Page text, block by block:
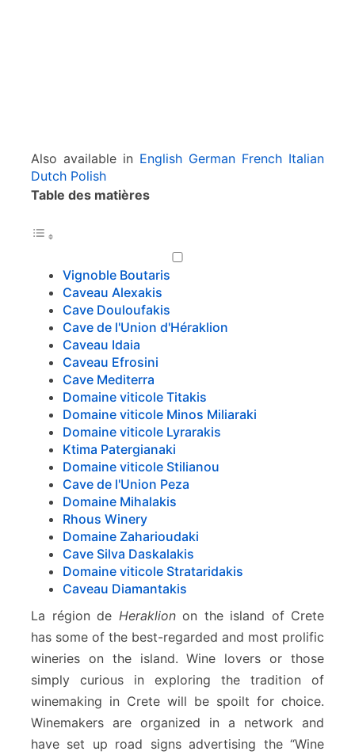
l
r
Also available in English German French Italian
Dutch Polish
Table des matières
Vignoble Boutaris
Caveau Alexakis
Cave Douloufakis
Cave de l'Union d'Héraklion
Caveau Idaia
Caveau Efrosini
Cave Mediterra
Domaine viticole Titakis
Domaine viticole Minos Miliaraki
Domaine viticole Lyrarakis
Ktima Patergianaki
Domaine viticole Stilianou
Cave de l'Union Peza
Domaine Mihalakis
Rhous Winery
Domaine Zaharioudaki
Cave Silva Daskalakis
Domaine viticole Strataridakis
Caveau Diamantakis
La région de Heraklionon the island of Crete
has some of the best-regarded and most prolific
wineries on the island. Wine lovers or those
simply curious in exploring the tradition of
winemaking in Crete will be spoilt for choice.
Winemakers are organized in a network and
have set up road signs advertising the “Wine